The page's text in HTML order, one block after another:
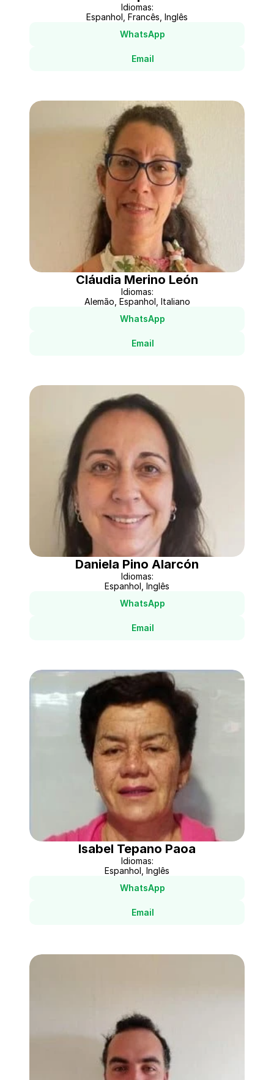
Idiomas:
Espanhol, Francês, Inglês
WhatsApp
Email
Cláudia Merino León
Idiomas:
Alemão, Espanhol, Italiano
WhatsApp
Email
Daniela Pino Alarcón
Idiomas:
Espanhol, Inglês
WhatsApp
Email
Isabel Tepano Paoa
Idiomas:
Espanhol, Inglês
WhatsApp
Email